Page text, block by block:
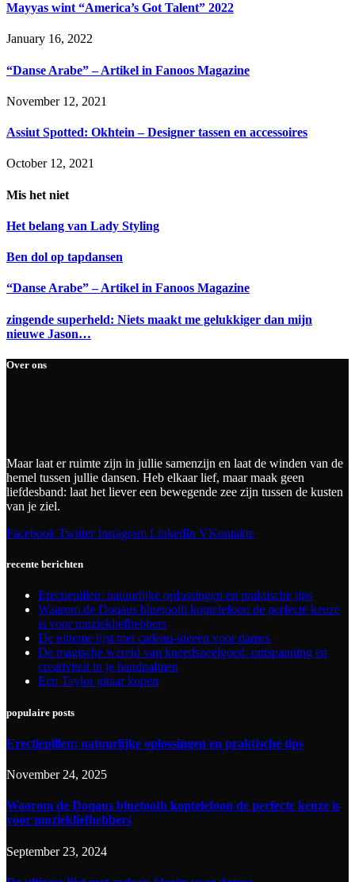
Mayyas wint “America’s Got Talent” 2022
January 16, 2022
“Danse Arabe” – Artikel in Fanoos Magazine
November 12, 2021
Assiut Spotted: Okhtein – Designer tassen en accessoires
October 12, 2021
Mis het niet
Het belang van Lady Styling
Ben dol op tapdansen
“Danse Arabe” – Artikel in Fanoos Magazine
zingende superheld: Niets maakt me gelukkiger dan mijn
nieuwe Jason…
Over ons
Maar laat er ruimte zijn in jullie samenzijn en laat de winden van de
hemel tussen jullie dansen. Heb elkaar lief, maar maak geen
liefdesband: laat het liever een bewegende zee zijn tussen de kusten
van je ziel.
Facebook Twitter Instagram LinkedIn VKontakte
recente berichten
Erectiepillen: natuurlijke oplossingen en praktische tips
Waarom de Doqaus bluetooth koptelefoon de perfecte keuze
is voor muziekliefhebbers
De ultieme lijst met cadeau-ideeën voor dames
De magische wereld van kneedspeelgoed: ontspanning en
creativiteit in je handpalmen
Een Taylor gitaar kopen
populaire posts
Erectiepillen: natuurlijke oplossingen en praktische tips
November 24, 2025
Waarom de Doqaus bluetooth koptelefoon de perfecte keuze is
voor muziekliefhebbers
September 23, 2024